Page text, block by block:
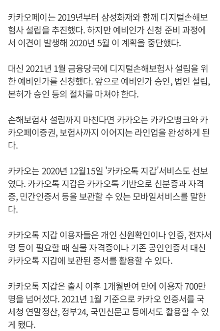
카카오페이는 2019년부터 삼성화재와 함께 디지털손해보
험사 설립을 추진했다. 하지만 예비인가 신청 준비 과정에
서 이견이 발생해 2020년 5월 이 계획을 중단했다.
대신 2021년 1월 금융당국에 디지털손해보험사 설립을 위
한 예비인가를 신청했다. 앞으로 예비인가 승인, 법인 설립,
본허가 승인 등의 절차를 마쳐야 한다.
손해보험사 설립까지 마친다면 카카오는 카카오뱅크와 카
카오페이증권, 보험사까지 이어지는 라인업을 완성하게 된
다.
카카오는 2020년 12월15일 '카카오톡 지갑'서비스도 선보
였다. 카카오톡 지갑은 카카오톡 기반으로 신분증과 자격
증, 민간인증서 등을 보관할 수 있는 모바일서비스를 말한
다.
카카오톡 지갑 이용자들은 개인 신원확인이나 인증, 전자서
명 등이 필요할 때 실물 자격증이나 기존 공인인증서 대신
카카오톡 지갑에 보관된 증서를 활용할 수 있다.
카카오톡 지갑은 출시 이후 1개월반여 만에 이용자 700만
명을 넘어섰다. 2021년 1월 기준으로 카카오 인증서를 국
세청 연말정산, 정부24, 국민신문고 등에서도 활용할 수 있
게 됐다.